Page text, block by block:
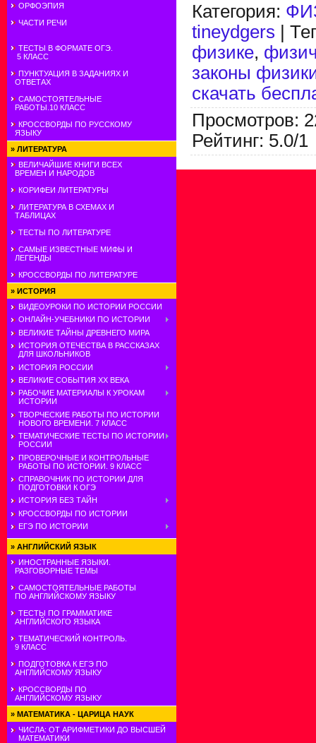
ОРФОЭПИЯ
ЧАСТИ РЕЧИ
ТЕСТЫ В ФОРМАТЕ ОГЭ.
5 КЛАСС
ПУНКТУАЦИЯ В ЗАДАНИЯХ И
ОТВЕТАХ
САМОСТОЯТЕЛЬНЫЕ
РАБОТЫ.10 КЛАСС
КРОССВОРДЫ ПО РУССКОМУ
ЯЗЫКУ
» ЛИТЕРАТУРА
ВЕЛИЧАЙШИЕ КНИГИ ВСЕХ
ВРЕМЕН И НАРОДОВ
КОРИФЕИ ЛИТЕРАТУРЫ
ЛИТЕРАТУРА В СХЕМАХ И
ТАБЛИЦАХ
ТЕСТЫ ПО ЛИТЕРАТУРЕ
САМЫЕ ИЗВЕСТНЫЕ МИФЫ И
ЛЕГЕНДЫ
КРОССВОРДЫ ПО ЛИТЕРАТУРЕ
» ИСТОРИЯ
ВИДЕОУРОКИ ПО ИСТОРИИ РОССИИ
ОНЛАЙН-УЧЕБНИКИ ПО ИСТОРИИ
ВЕЛИКИЕ ТАЙНЫ ДРЕВНЕГО МИРА
ИСТОРИЯ ОТЕЧЕСТВА В РАССКАЗАХ
ДЛЯ ШКОЛЬНИКОВ
ИСТОРИЯ РОССИИ
ВЕЛИКИЕ СОБЫТИЯ ХХ ВЕКА
РАБОЧИЕ МАТЕРИАЛЫ К УРОКАМ
ИСТОРИИ
ТВОРЧЕСКИЕ РАБОТЫ ПО ИСТОРИИ
НОВОГО ВРЕМЕНИ. 7 КЛАСС
ТЕМАТИЧЕСКИЕ ТЕСТЫ ПО ИСТОРИИ
РОССИИ
ПРОВЕРОЧНЫЕ И КОНТРОЛЬНЫЕ
РАБОТЫ ПО ИСТОРИИ. 9 КЛАСС
СПРАВОЧНИК ПО ИСТОРИИ ДЛЯ
ПОДГОТОВКИ К ОГЭ
ИСТОРИЯ БЕЗ ТАЙН
КРОССВОРДЫ ПО ИСТОРИИ
ЕГЭ ПО ИСТОРИИ
» АНГЛИЙСКИЙ ЯЗЫК
ИНОСТРАННЫЕ ЯЗЫКИ.
РАЗГОВОРНЫЕ ТЕМЫ
САМОСТОЯТЕЛЬНЫЕ РАБОТЫ
ПО АНГЛИЙСКОМУ ЯЗЫКУ
ТЕСТЫ ПО ГРАММАТИКЕ
АНГЛИЙСКОГО ЯЗЫКА
ТЕМАТИЧЕСКИЙ КОНТРОЛЬ.
9 КЛАСС
ПОДГОТОВКА К ЕГЭ ПО
АНГЛИЙСКОМУ ЯЗЫКУ
КРОССВОРДЫ ПО
АНГЛИЙСКОМУ ЯЗЫКУ
» МАТЕМАТИКА - ЦАРИЦА НАУК
ЧИСЛА: ОТ АРИФМЕТИКИ ДО ВЫСШЕЙ
МАТЕМАТИКИ
Категория:
tineydgers |
физике,
законы
скачать
Просмотров:
Рейтинг: 5.0/1